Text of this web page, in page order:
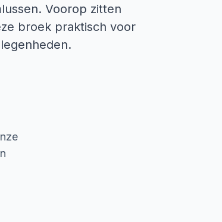
Voorop zitten
broek praktisch voor